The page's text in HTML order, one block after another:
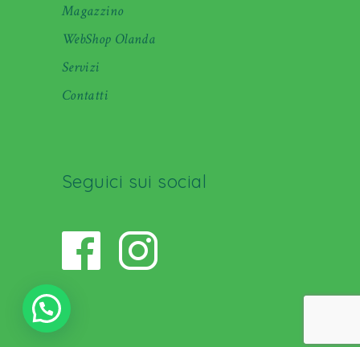
Magazzino
WebShop Olanda
Servizi
Contatti
Seguici sui social